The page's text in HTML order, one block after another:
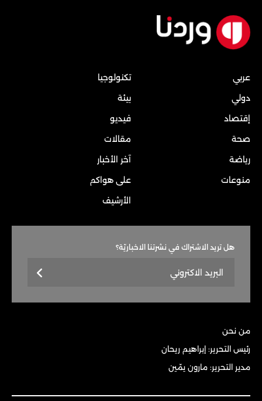
عربي
دولي
إقتصاد
صحة
رياضة
منوعات
تكنولوجيا
بيئة
فيديو
مقالات
آخر الأخبار
على هواكم
الأرشيف
هل تريد الاشتراك في نشرتنا الاخباريّة؟
من نحن
رئيس التحرير: إبراهيم ريحان
مدير التحرير: مارون يمّين